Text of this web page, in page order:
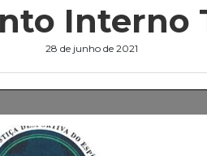
Interno
28 de junho de 2021